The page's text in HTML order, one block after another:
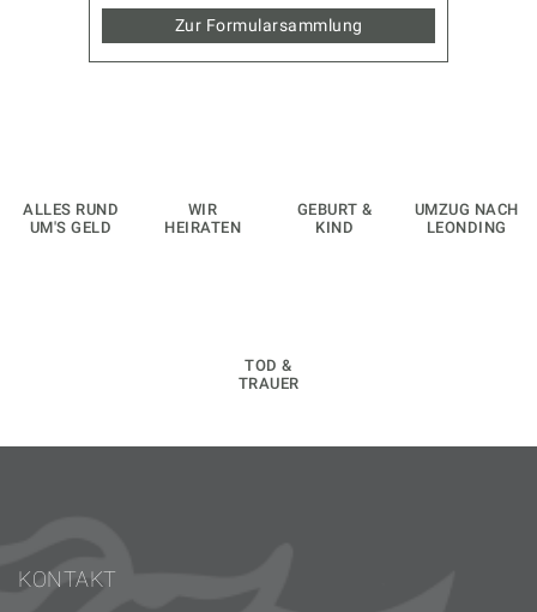
Zur Formularsammlung
ALLES RUND
UM'S GELD
WIR
HEIRATEN
GEBURT &
KIND
UMZUG NACH
LEONDING
TOD &
TRAUER
KONTAKT